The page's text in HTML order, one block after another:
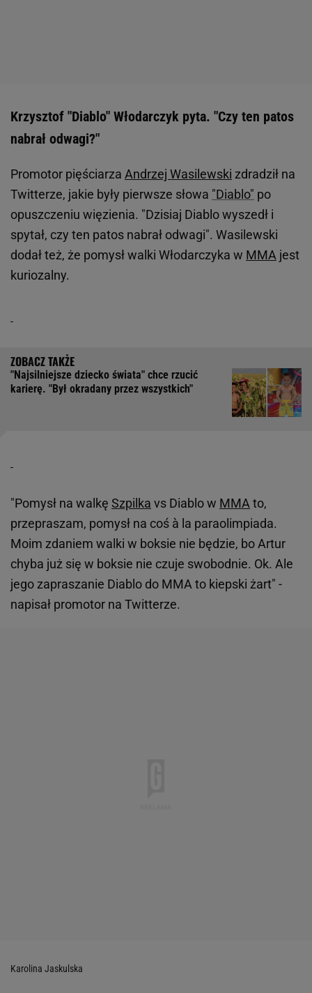
Krzysztof "Diablo" Włodarczyk pyta. "Czy ten patos
nabrał odwagi?"
Promotor pięściarza Andrzej Wasilewski zdradził na
Twitterze, jakie były pierwsze słowa "Diablo" po
opuszczeniu więzienia. "Dzisiaj Diablo wyszedł i
spytał, czy ten patos nabrał odwagi". Wasilewski
dodał też, że pomysł walki Włodarczyka w MMA jest
kuriozalny.
"Najsilniejsze dziecko świata" chce rzucić
karierę. "Był okradany przez wszystkich"
"Pomysł na walkę Szpilka vs Diablo w MMA to,
przepraszam, pomysł na coś à la paraolimpiada.
Moim zdaniem walki w boksie nie będzie, bo Artur
chyba już się w boksie nie czuje swobodnie. Ok. Ale
jego zapraszanie Diablo do MMA to kiepski żart" -
napisał promotor na Twitterze.
Karolina Jaskulska